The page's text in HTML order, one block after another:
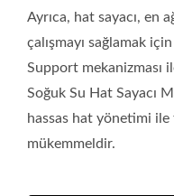
Ayrıca, hat sayacı, en
çalışmayı sağlamak
Support mekanizması
Soğuk Su Hat Sayacı
hassas hat yönetimi ile
mükemmeldir.